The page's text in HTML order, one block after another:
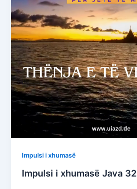
Impulsi i xhumasë
Impulsi i xhumasë Java 32